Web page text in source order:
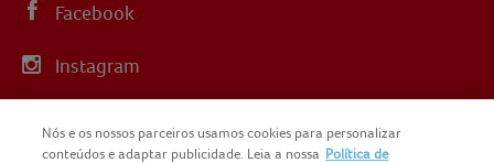
Facebook
Instagram
Nós e os nossos parceiros usamos cookies para personalizar
conteúdos e adaptar publicidade. Leia a nossa Política de